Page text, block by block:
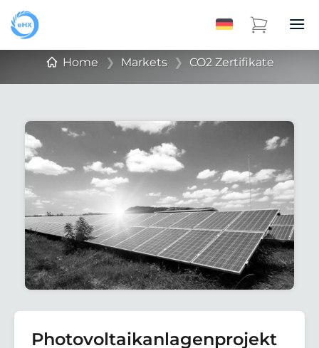
Home ❯ Markets ❯ CO2 Zertifikate
Photovoltaikanlagenprojekt